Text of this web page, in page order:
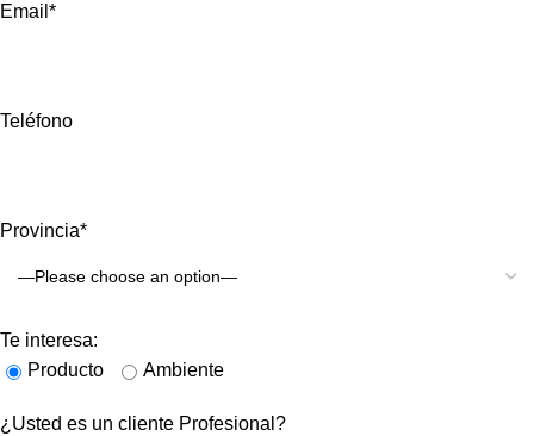
Email*
Teléfono
Provincia*
Te interesa:
Producto
Ambiente
¿Usted es un cliente Profesional?